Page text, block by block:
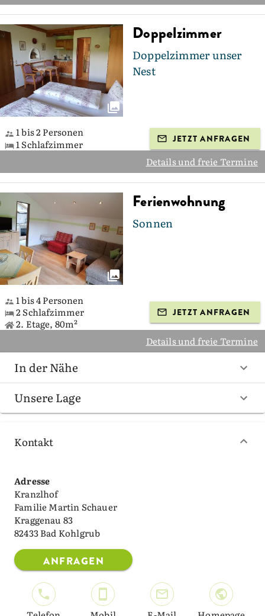
Doppelzimmer
Doppelzimmer unser
Nest
1 bis 2 Personen
1 Schlafzimmer
JETZT ANFRAGEN
Details und freie Termine
Ferienwohnung
Sonnen
1 bis 4 Personen
2 Schlafzimmer
2. Etage, 80m²
JETZT ANFRAGEN
Details und freie Termine
In der Nähe
Unsere Lage
Kontakt
Adresse
Kranzlhof
Familie Martin Schauer
Kraggenau 83
82433 Bad Kohlgrub
ANFRAGEN